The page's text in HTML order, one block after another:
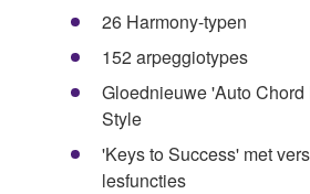
26 Harmony-typen
152 arpeggiotypes
Gloednieuwe 'Auto
Style
'Keys to Success' met
lesfuncties